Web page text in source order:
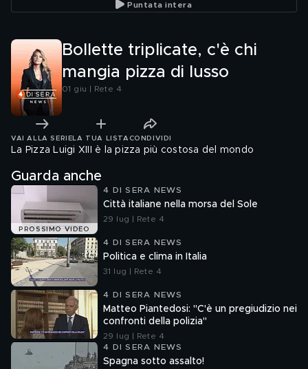
Puntata intera
Bollette triplicate, c'è chi
mangia pizza di lusso
01 giu | Rete 4
VAI ALLA SERIE LA TUA LISTA CONDIVIDI
La Pizza Luigi XIII è la pizza più costosa del mondo
Guarda anche
PROSSIMO VIDEO
4 DI SERA NEWS
Città italiane nella morsa del Sole
29 lug | Rete 4
4 DI SERA NEWS
Politica e clima in Italia
31 lug | Rete 4
4 DI SERA NEWS
Matteo Piantedosi: "C'è un pregiudizio nei
confronti della polizia"
29 lug | Rete 4
4 DI SERA NEWS
Spagna sotto assalto!